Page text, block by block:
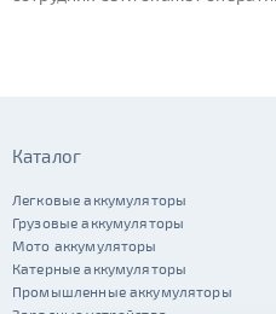
Каталог
Легковые аккумуляторы
Грузовые аккумуляторы
Мото аккумуляторы
Катерные аккумуляторы
Промышленные аккумуляторы